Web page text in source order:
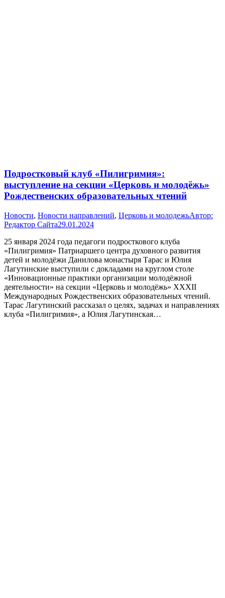
Подростковый клуб «Пилигримия»:
выступление на секции «Церковь и молодёжь»
Рождественских образовательных чтений
Новости, Новости направлений, Церковь и молодежьАвтор:
Редактор Сайта29.01.2024
25 января 2024 года педагоги подросткового клуба
«Пилигримия» Патриаршего центра духовного развития
детей и молодёжи Данилова монастыря Тарас и Юлия
Лагутинские выступили с докладами на круглом столе
«Инновационные практики организации молодёжной
деятельности» на секции «Церковь и молодёжь» ХХХII
Международных Рождественских образовательных чтений.
Тарас Лагутинский рассказал о целях, задачах и направлениях
клуба «Пилигримия», а Юлия Лагутинская…